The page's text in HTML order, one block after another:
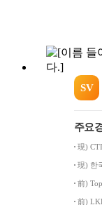
SV
주요
現)
現) 한
前)
前)